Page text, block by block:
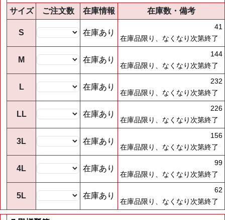
サイズ
ご注文数 在庫情報 在庫数・備考
S 在庫あり
41
在庫品限り、なくなり次第終了
M 在庫あり
144
在庫品限り、なくなり次第終了
L 在庫あり
232
在庫品限り、なくなり次第終了
LL 在庫あり
226
在庫品限り、なくなり次第終了
3L 在庫あり
156
在庫品限り、なくなり次第終了
4L 在庫あり
99
在庫品限り、なくなり次第終了
5L 在庫あり
62
在庫品限り、なくなり次第終了